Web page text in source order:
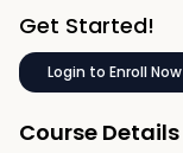
Get Started!
Login to Enroll Now
Course Details